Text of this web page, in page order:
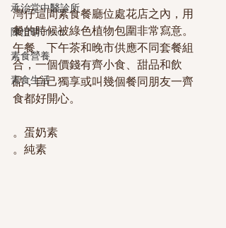
承治堂中醫診所
陳愷晴Erica
素食營養
素食生活
灣仔這間素食餐廳位處花店之內，用
餐的時候被綠色植物包圍非常寫意。
午餐、下午茶和晚市供應不同套餐組
合，一個價錢有齊小食、甜品和飲
品，自己獨享或叫幾個餐同朋友一齊
食都好開心。
。蛋奶素
。純素